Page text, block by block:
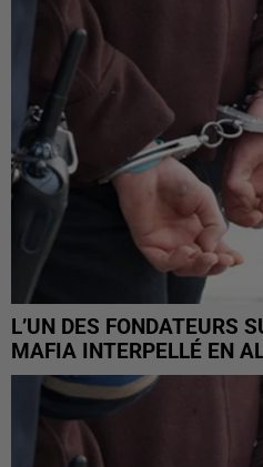
L’UN DES FONDATEURS
MAFIA INTERPELLÉ EN